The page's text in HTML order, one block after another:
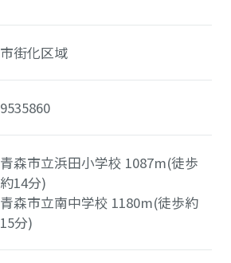
市街化区域
9535860
青森市立浜田小学校 1087m(徒歩
約14分)
青森市立南中学校 1180m(徒歩約
15分)